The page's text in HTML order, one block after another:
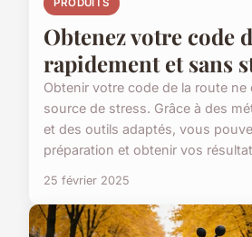
Obtenez votre code
rapidement et sans
Obtenir votre code de la route
source de stress. Grâce à des
et des outils adaptés, vous
préparation et obtenir vos
25 février 2025